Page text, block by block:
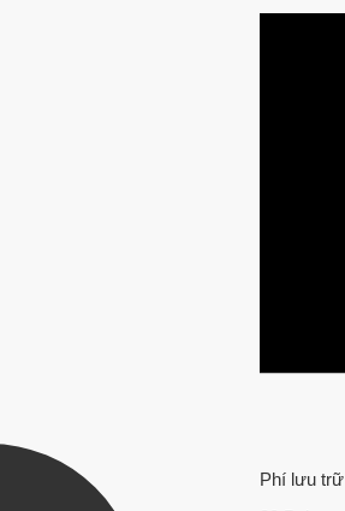
Phí lưu trữ